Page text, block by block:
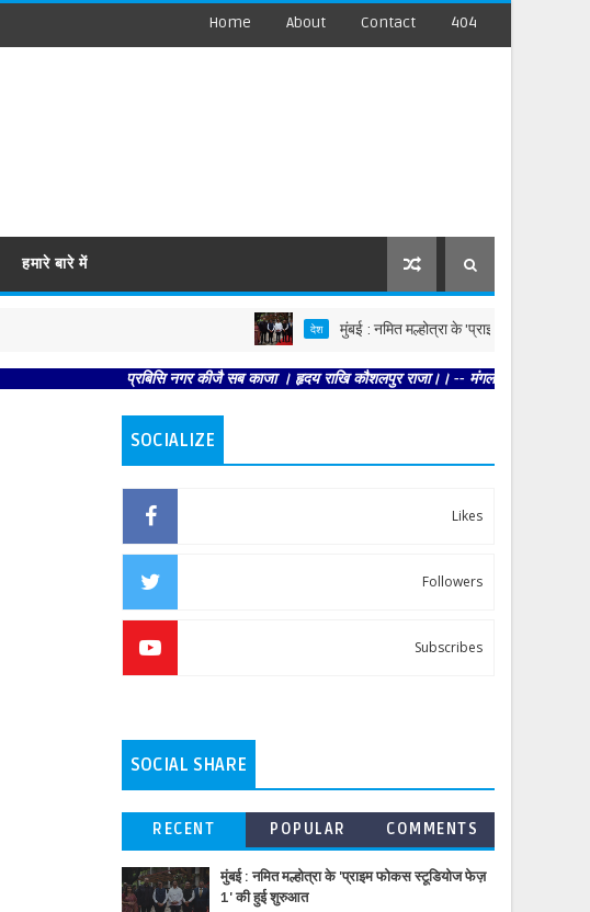
Home About Contact 404
हमारे बारे में
देश मुंबई : नमित मल्होत्रा के 'प्राइम फोकस स्टूडियोज फेज़ 1'
प्रबिसि नगर कीजै सब काजा । हृदय राखि कौशलपुर राजा।। -- मंगल भवन अमंगल हारी। द्रवहु
SOCIALIZE
Likes
Followers
Subscribes
SOCIAL SHARE
RECENT POPULAR COMMENTS
मुंबई : नमित मल्होत्रा के 'प्राइम फोकस स्टूडियोज फेज़
1' की हुई शुरुआत